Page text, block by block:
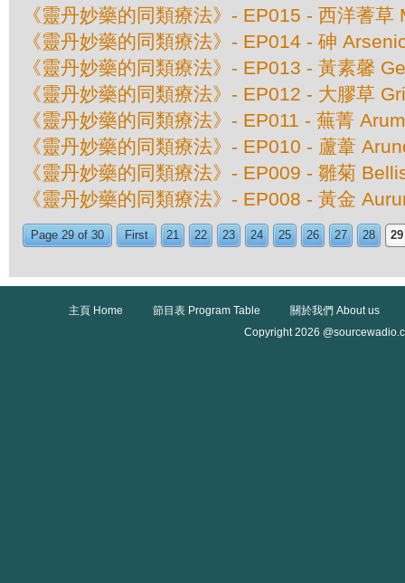
《靈丹妙藥的同類療法》- EP015 - 西洋蓍
《靈丹妙藥的同類療法》- EP014 - 砷
《靈丹妙藥的同類療法》- EP013 - 黃素馨
《靈丹妙藥的同類療法》- EP012 - 大膠草
《靈丹妙藥的同類療法》- EP011 - 蕪菁
《靈丹妙藥的同類療法》- EP010 - 蘆葦
《靈丹妙藥的同類療法》- EP009 - 雛菊
《靈丹妙藥的同類療法》- EP008 - 黃金
Page 29 of 30 First 21 22 23 24 25 26 27 28 29
主頁 Home 節目表 Program Table
關於我們 About us
Copyright 2026